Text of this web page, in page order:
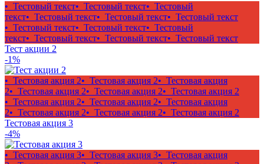
• Тестовый текст• Тестовый текст• Тестовый
текст• Тестовый текст• Тестовый текст• Тестовый текст
• Тестовый текст• Тестовый текст• Тестовый
текст• Тестовый текст• Тестовый текст• Тестовый текст
Тест акции 2
-1%
• Тестовая акция 2• Тестовая акция 2• Тестовая акция
2• Тестовая акция 2• Тестовая акция 2• Тестовая акция 2
• Тестовая акция 2• Тестовая акция 2• Тестовая акция
2• Тестовая акция 2• Тестовая акция 2• Тестовая акция 2
Тестовая акция 3
-4%
• Тестовая акция 3• Тестовая акция 3• Тестовая акция